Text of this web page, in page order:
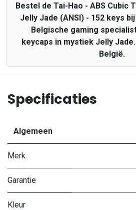
Bestel de Tai-Hao - ABS Cubic
Jelly Jade (ANSI) - 152 keys
Belgische gaming
keycaps in mystiek Jelly
België.
Specificaties
Algemeen
Merk
Garantie
Kleur